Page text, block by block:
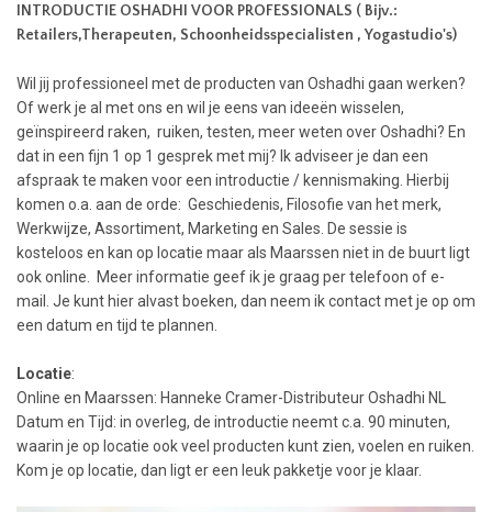
INTRODUCTIE OSHADHI VOOR PROFESSIONALS ( Bijv.:
Retailers,Therapeuten, Schoonheidsspecialisten , Yogastudio's)
Wil jij professioneel met de producten van Oshadhi gaan werken?
Of werk je al met ons en wil je eens van ideeën wisselen,
geïnspireerd raken, ruiken, testen, meer weten over Oshadhi? En
dat in een fijn 1 op 1 gesprek met mij? Ik adviseer je dan een
afspraak te maken voor een introductie / kennismaking. Hierbij
komen o.a. aan de orde: Geschiedenis, Filosofie van het merk,
Werkwijze, Assortiment, Marketing en Sales. De sessie is
kosteloos en kan op locatie maar als Maarssen niet in de buurt ligt
ook online. Meer informatie geef ik je graag per telefoon of e-
mail. Je kunt hier alvast boeken, dan neem ik contact met je op om
een datum en tijd te plannen.
Locatie:
Online en Maarssen: Hanneke Cramer-Distributeur Oshadhi NL
Datum en Tijd: in overleg, de introductie neemt c.a. 90 minuten,
waarin je op locatie ook veel producten kunt zien, voelen en ruiken.
Kom je op locatie, dan ligt er een leuk pakketje voor je klaar.